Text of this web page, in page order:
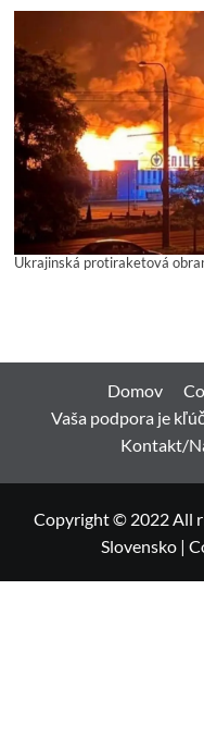
Ukrajinská protiraketová
Domov
Vaša podpora je
Kontakt/
Copyright © 2022 All
Slovensko |